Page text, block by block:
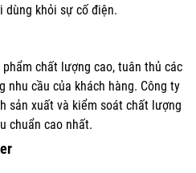
dùng khỏi sự cố điện.
chất lượng cao, tuân thủ các
nhu cầu của khách hàng. Công ty
sản xuất và kiểm soát chất lượng
chuẩn cao nhất.